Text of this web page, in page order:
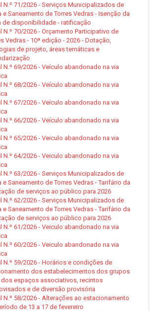
N.º 71/2026 - Serviços Municipalizados de
e Saneamento de Torres Vedras - Isenção da
de disponibilidade - ratificação
N.º 70/2026 - Orçamento Participativo de
Vedras - 10ª edição - 2026 - Dotação,
de projeto, áreas temáticas e
N.º 69/2026 - Veículo abandonado na via
N.º 68/2026 - Veículo abandonado na via
N.º 67/2026 - Veículo abandonado na via
N.º 66/2026 - Veículo abandonado na via
N.º 65/2026 - Veiculo abandonado na via
N.º 64/2026 - Veiculo abandonado na via
N.º 63/2026 - Serviços Municipalizados de
e Saneamento de Torres Vedras - Tarifário da
de serviços ao público para 2026
N.º 62/2026 - Serviços Municipalizados de
e Saneamento de Torres Vedras - Tarifário da
de serviços ao público para 2026
N.º 61/2026 - Veiculo abandonado na via
N.º 60/2026 - Veiculo abandonado na via
N.º 59/2026 - Horários e condições de
dos estabelecimentos dos grupos
dos espaços associativos, recintos
e de diversão provisória
N.º 58/2026 - Alterações ao estacionamento
de 13 a 17 de fevereiro